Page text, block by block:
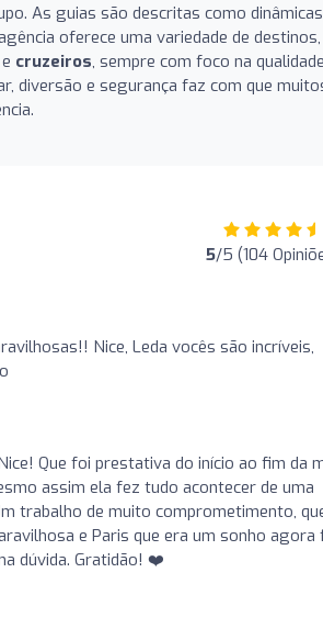
As guias são descritas como
oferece uma variedade de destinos,
cruzeiros, sempre com foco na
diversão e segurança faz com que
5/5 (104
Nice, Leda vocês são incríveis,
Que foi prestativa do início ao fim da
assim ela fez tudo acontecer de uma
trabalho de muito comprometimento,
e Paris que era um sonho agora
dúvida. Gratidão! ❤️